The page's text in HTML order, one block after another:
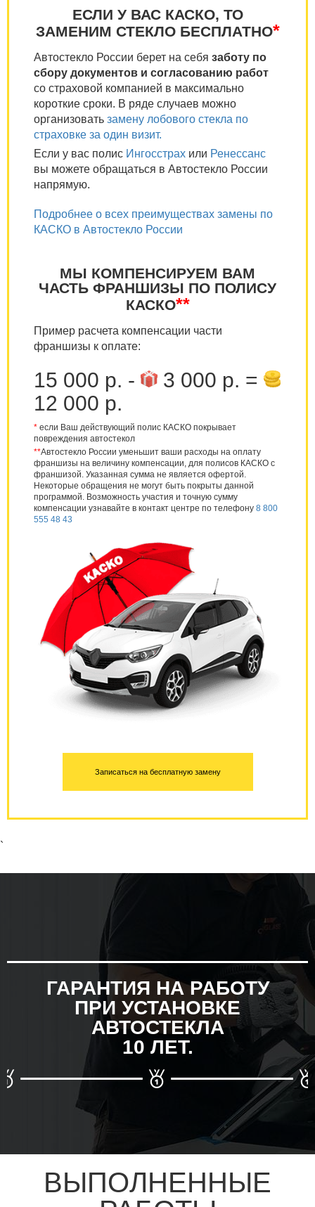
ЕСЛИ У ВАС КАСКО, ТО
ЗАМЕНИМ СТЕКЛО БЕСПЛАТНО*
Автостекло России берет на себя заботу по
сбору документов и согласованию работ
со страховой компанией в максимально
короткие сроки. В ряде случаев можно
организовать замену лобового стекла по
страховке за один визит.
Если у вас полис Ингосстрах или Ренессанс
вы можете обращаться в Автостекло России
напрямую.
Подробнее о всех преимуществах замены по
КАСКО в Автостекло России
МЫ КОМПЕНСИРУЕМ ВАМ
ЧАСТЬ ФРАНШИЗЫ ПО ПОЛИСУ
КАСКО**
Пример расчета компенсации части
франшизы к оплате:
15 000 р. -
3 000 р. =
12 000 р.
* если Ваш действующий полис КАСКО покрывает
повреждения автостекол
**Автостекло России уменьшит ваши расходы на оплату
франшизы на величину компенсации, для полисов КАСКО с
франшизой. Указанная сумма не является офертой.
Некоторые обращения не могут быть покрыты данной
программой. Возможность участия и точную сумму
компенсации узнавайте в контакт центре по телефону 8 800
555 48 43
Записаться на бесплатную замену
`
ГАРАНТИЯ НА РАБОТУ
ПРИ УСТАНОВКЕ
АВТОСТЕКЛА
10 ЛЕТ.
ВЫПОЛНЕННЫЕ